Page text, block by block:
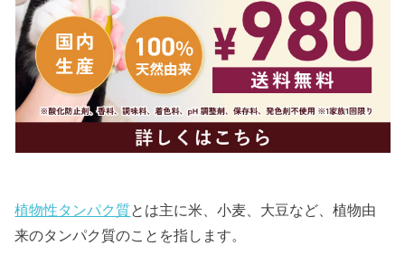
植物性タンパク質とは主に米、小麦、大豆など、植物由
来のタンパク質のことを指します。